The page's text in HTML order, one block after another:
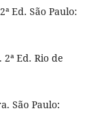
Ed. São Paulo:
Ed. Rio de
São Paulo: